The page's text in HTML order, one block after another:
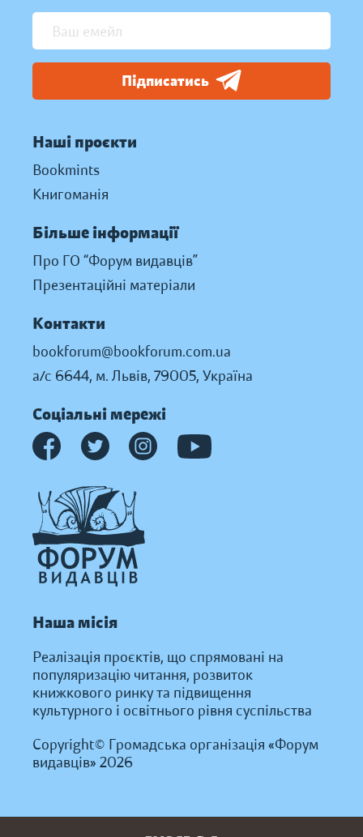
Підписатись
Наші проєкти
Bookmints
Книгоманія
Більше інформації
Про ГО “Форум видавців”
Презентаційні матеріали
Контакти
bookforum@bookforum.com.ua
а/с 6644, м. Львів, 79005, Україна
Соціальні мережі
Наша місія
Реалізація проєктів, що спрямовані на
популяризацію читання, розвиток
книжкового ринку та підвищення
культурного і освітнього рівня суспільства
Copyright© Громадська організація «Форум
видавців» 2026